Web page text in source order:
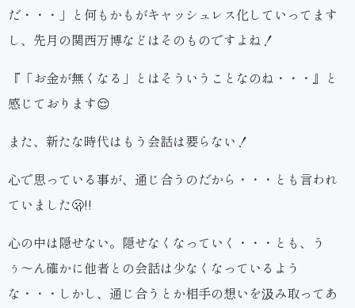
だ・・・」と何もかもがキャッシュレス化していってます
し、先月の関西万博などはそのものですよね！
『「お金が無くなる」とはそういうことなのね・・・』と
感じております😌
また、新たな時代はもう会話は要らない！
心で思っている事が、通じ合うのだから・・・とも言われ
ていました🫢!!
心の中は隠せない。隠せなくなっていく・・・とも、う
ぅ〜ん確かに他者との会話は少なくなっているよう
な・・・しかし、通じ合うとか相手の想いを汲み取ってあ